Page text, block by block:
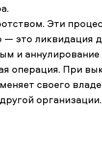
Эти
это ликвидация
и аннулирование
операция. При
своего
организации.